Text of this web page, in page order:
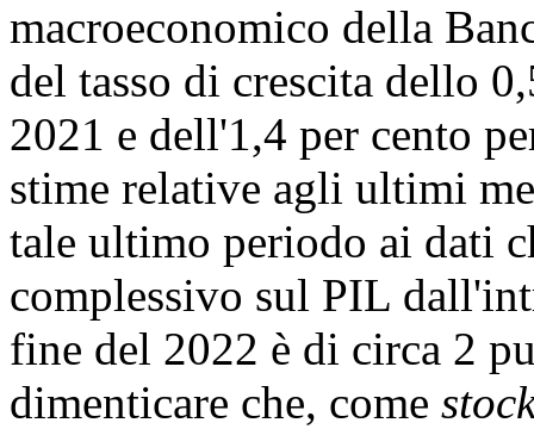
macroeconomico della
del tasso di crescita dello
2021 e dell'1,4 per cento
stime relative agli ultimi
tale ultimo periodo ai dati
complessivo sul PIL
fine del 2022 è di circa 2
dimenticare che, come